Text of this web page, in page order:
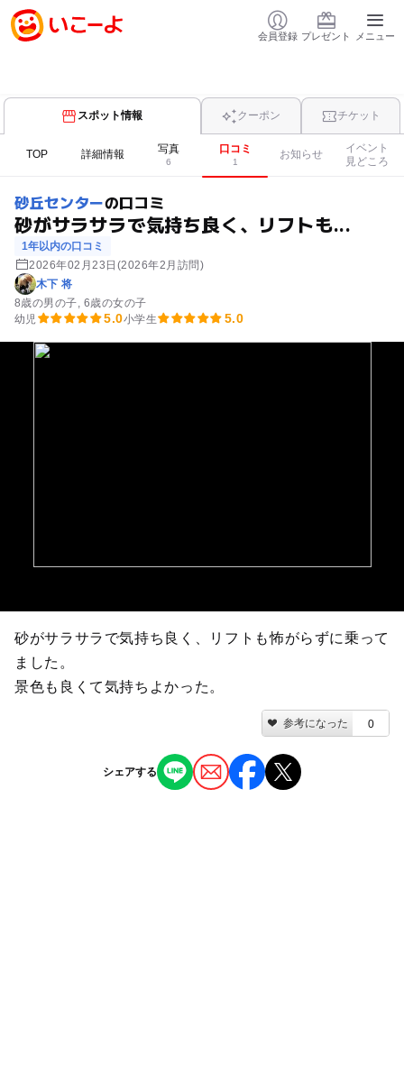
会員登録 プレゼント メニュー
スポット情報 クーポン チケット
TOP 詳細情報 写真
6
口コミ
1
お知らせ
イベント
見どころ
砂丘センターの口コミ
砂がサラサラで気持ち良く、リフトも...
1年以内の口コミ
2026年02月23日 (2026年2月訪問)
木下 将
8歳の男の子 6歳の女の子
幼児
5.0小学生 5.0
砂がサラサラで気持ち良く、リフトも怖がらずに乗って
ました。
景色も良くて気持ちよかった。
参考になった 0
シェアする